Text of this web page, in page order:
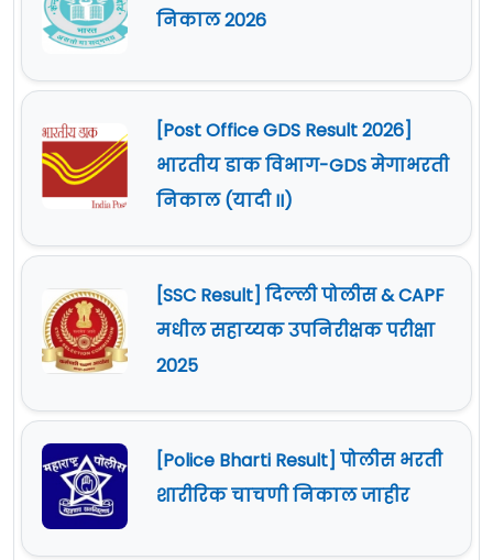
निकाल 2026
[Post Office GDS Result 2026]
भारतीय डाक विभाग-GDS मेगाभरती
निकाल (यादी II)
[SSC Result] दिल्ली पोलीस & CAPF
मधील सहाय्यक उपनिरीक्षक परीक्षा
2025
[Police Bharti Result] पोलीस भरती
शारीरिक चाचणी निकाल जाहीर